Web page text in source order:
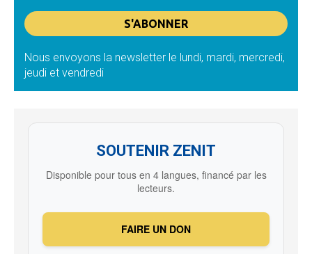
Nous envoyons la newsletter le lundi, mardi, mercredi,
jeudi et vendredi
SOUTENIR ZENIT
Disponible pour tous en 4 langues, financé par les
lecteurs.
FAIRE UN DON